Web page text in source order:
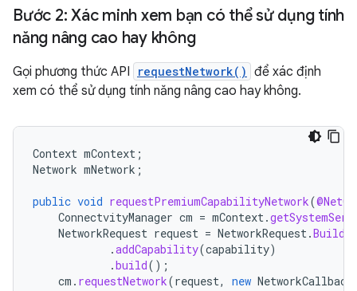
Bước 2: Xác minh xem bạn có thể sử dụng tính
năng nâng cao hay không
Gọi phương thức API requestNetwork() để xác định
xem có thể sử dụng tính năng nâng cao hay không.
Context mContext ;
Network mNetwork ;
public void requestPremiumCapabilityNetwork(
ConnectvityManager cm = mContext.
NetworkRequest request = NetworkRequest.Builder
.addCapability(capability)
.build();
cm . requestNetwork(request, new NetworkCallback